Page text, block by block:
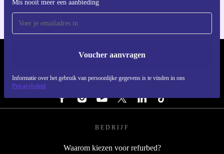
Mis nooit meer een aanbieding
Voucher aanvragen
Informatie over het gebruik van persoonlijke gegevens is te vinden in ons
Privacybeleid
REFURBED NEDERLAND - RETHINK NEW.
VOLG ONS
BEDRIJF
Waarom kiezen voor refurbed?